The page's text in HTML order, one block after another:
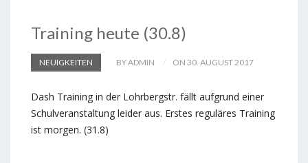
Training heute (30.8)
NEUIGKEITEN BY ADMIN ON 30. AUGUST 2017
Dash Training in der Lohrbergstr. fällt aufgrund einer
Schulveranstaltung leider aus. Erstes reguläres Training
ist morgen. (31.8)